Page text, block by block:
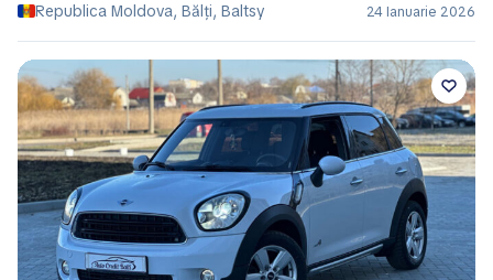
Republica Moldova, Bălţi, Baltsy
24 Ianuarie 2026